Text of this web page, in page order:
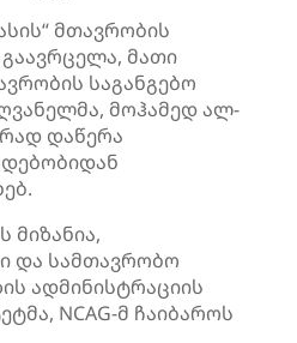
მთავრობის
მათი
საგანგებო
მოჰამედ ალ-
დაწერა
მიზანია,
და სამთავრობო
ადმინისტრაციის
NCAG-მ ჩაიბაროს